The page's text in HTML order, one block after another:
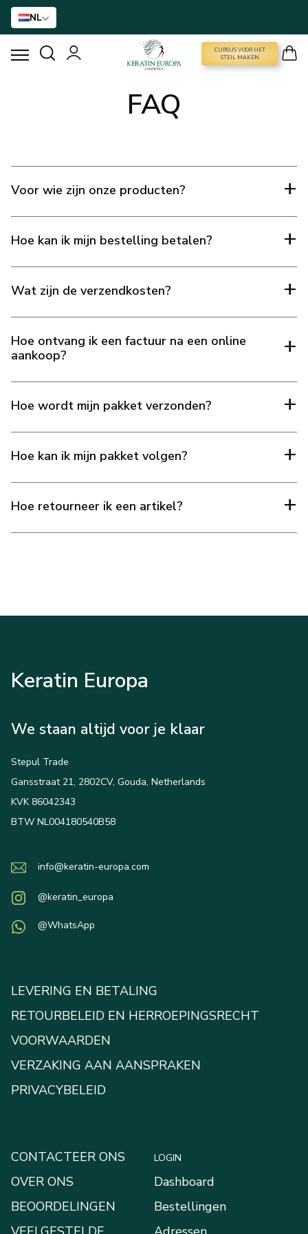
NL
CURSUS VOOR HET
STEIL MAKEN
CURSUS VOOR HET STEIL MAKEN
THUISVERZORGING
ACCESSOIRES
MERKEN
Veelgestelde vragen
Contacteer ons
Beoordelingen
FAQ
Voor wie zijn onze producten?
Hoe kan ik mijn bestelling betalen?
Wat zijn de verzendkosten?
Hoe ontvang ik een factuur na een online
aankoop?
Hoe wordt mijn pakket verzonden?
Hoe kan ik mijn pakket volgen?
Hoe retourneer ik een artikel?
Keratin Europa
We staan altijd voor je klaar
Stepul Trade
Gansstraat 21, 2802CV, Gouda, Netherlands
KVK 86042343
BTW NL004180540B58
info@keratin-europa.com
@keratin_europa
@WhatsApp
LEVERING EN BETALING
RETOURBELEID EN HERROEPINGSRECHT
VOORWAARDEN
VERZAKING AAN AANSPRAKEN
PRIVACYBELEID
CONTACTEER ONS
OVER ONS
BEOORDELINGEN
LOGIN
Dashboard
Bestellingen